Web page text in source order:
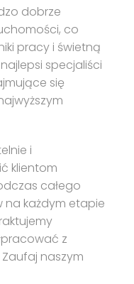
dobrze
co
pracy i świetną
specjaliści
się
i
klientom
całego
na każdym etapie
z
naszym